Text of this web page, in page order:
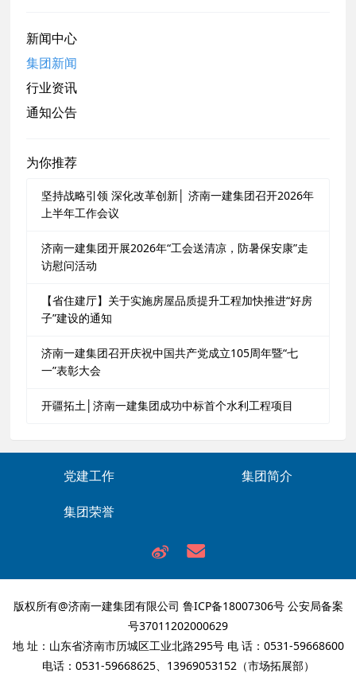
新闻中心
集团新闻
行业资讯
通知公告
为你推荐
坚持战略引领 深化改革创新│ 济南一建集团召开2026年
上半年工作会议
济南一建集团开展2026年“工会送清凉，防暑保安康”走
访慰问活动
【省住建厅】关于实施房屋品质提升工程加快推进“好房
子”建设的通知
济南一建集团召开庆祝中国共产党成立105周年暨“七
一”表彰大会
开疆拓土│济南一建集团成功中标首个水利工程项目
党建工作 集团简介
集团荣誉
版权所有@济南一建集团有限公司 鲁ICP备18007306号公安局备案
号37011202000629
地 址：山东省济南市历城区工业北路295号 电 话：0531-59668600
电话：0531-59668625、13969053152（市场拓展部）